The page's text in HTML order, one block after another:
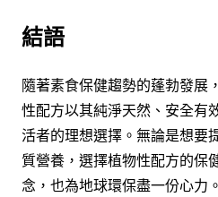
結語
隨著素食保健趨勢的蓬勃發展
性配方以其純淨天然、安全有
活者的理想選擇。無論是想要
質營養，選擇植物性配方的保
念，也為地球環保盡一份心力